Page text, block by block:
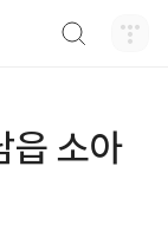
읍 소아